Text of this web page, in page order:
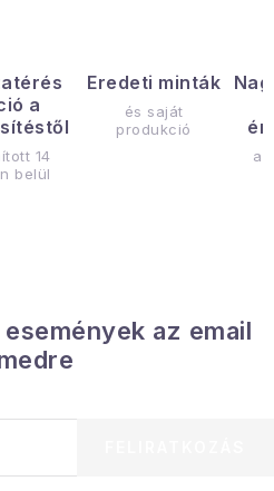
a
14
belül
Eredeti minták
és saját
produkció
az email